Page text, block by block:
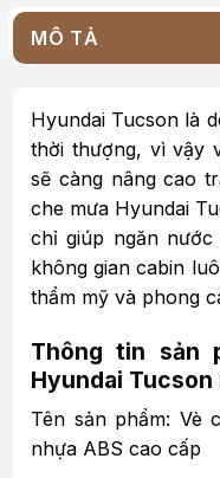
MÔ TẢ
Hyundai Tucson là
thời thượng, vì vậy
sẽ càng nâng cao
che mưa Hyundai
chỉ giúp ngăn
không gian cabin
thẩm mỹ và phong
Thông tin sản
Hyundai Tucson
Tên sản phẩm: Vè
nhựa ABS cao cấp